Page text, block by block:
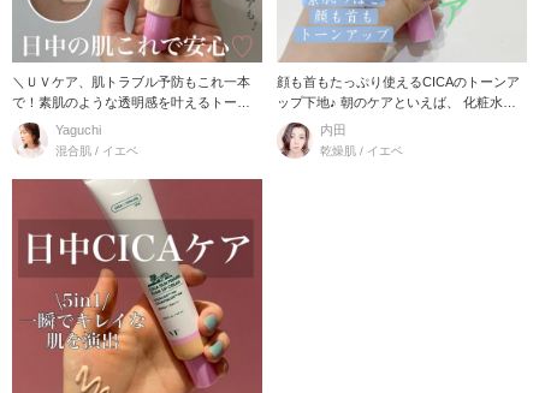
＼ＵＶケア、肌トラブル予防もこれ一本
で！素肌のような透明感を叶えるトーン
アップクリーム！／
Yaguchi
混合肌 / イエベ
顔も首もたっぷり使えるCICAのトーンア
ップ下地♪ 朝のケアといえば、 化粧水、
乳液、日
内田
乾燥肌 / イエベ